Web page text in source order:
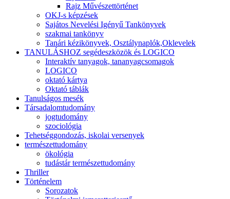
Rajz Művészettörténet
OKJ-s képzések
Sajátos Nevelési Igényű Tankönyvek
szakmai tankönyv
Tanári kézikönyvek, Osztálynaplók,Oklevelek
TANULÁSHOZ segédeszközök és LOGICO
Interaktív tanyagok, tananyagcsomagok
LOGICO
oktató kártya
Oktató táblák
Tanulságos mesék
Társadalomtudomány
jogtudomány
szociológia
Tehetséggondozás, iskolai versenyek
természettudomány
ökológia
tudástár természettudomány
Thriller
Történelem
Sorozatok